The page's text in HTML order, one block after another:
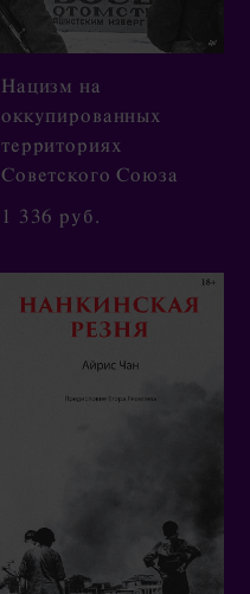
Нацизм на
оккупированных
территориях
Советского Союза
1 336 pуб.